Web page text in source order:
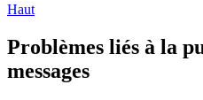
Haut
Problèmes liés à la
messages